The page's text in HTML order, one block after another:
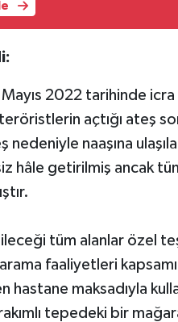
2022 tarihinde
açtığı ateş
naaşına
hâle getirilmiş ancak
tüm alanlar özel
faaliyetleri
maksadıyla
tepedeki bir